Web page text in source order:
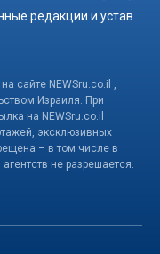
редакции и устав
сайте NEWSru.co.il ,
Израиля. При
на NEWSru.co.il
эксклюзивных
– в том числе в
не разрешается.